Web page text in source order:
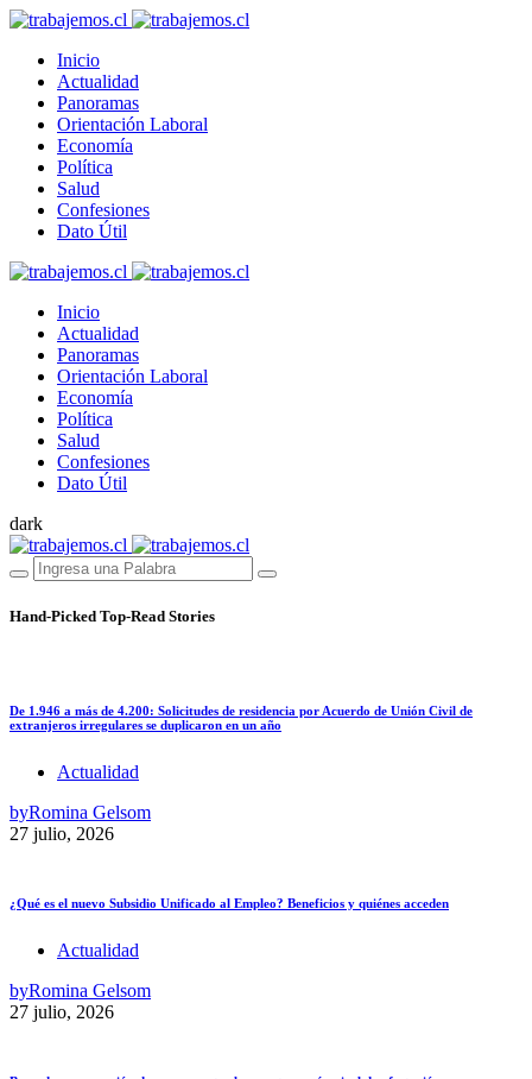
Inicio
Actualidad
Panoramas
Orientación Laboral
Economía
Política
Salud
Confesiones
Dato Útil
Inicio
Actualidad
Panoramas
Orientación Laboral
Economía
Política
Salud
Confesiones
Dato Útil
dark
Hand-Picked Top-Read Stories
De 1.946 a más de 4.200: Solicitudes de residencia por Acuerdo de Unión Civil de
extranjeros irregulares se duplicaron en un año
Actualidad
byRomina Gelsom
27 julio, 2026
¿Qué es el nuevo Subsidio Unificado al Empleo? Beneficios y quiénes acceden
Actualidad
byRomina Gelsom
27 julio, 2026